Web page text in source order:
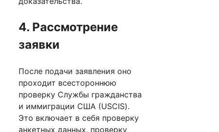
4. Рассмотрение
заявки
После подачи заявления оно
проходит всестороннюю
проверку Службы гражданства
и иммиграции США (USCIS).
Это включает в себя проверку
анкетных данных, проверку